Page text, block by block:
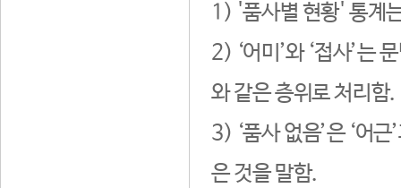
1) '품사별 현황' 통계
2) ‘어미’와 ‘접사’는
와 같은 층위로 처리함.
3) ‘품사 없음’은 ‘어
은 것을 말함.